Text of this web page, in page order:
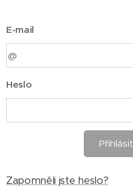
E-mail
Heslo
Přihlásit
Zapomněli jste heslo?